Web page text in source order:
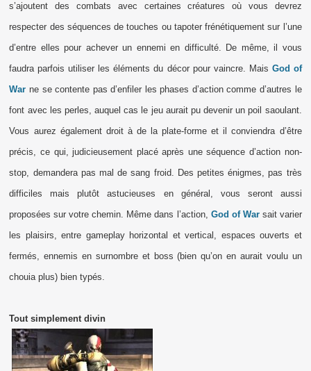
s’ajoutent des combats avec certaines créatures où vous devrez
respecter des séquences de touches ou tapoter frénétiquement sur l’une
d’entre elles pour achever un ennemi en difficulté. De même, il vous
faudra parfois utiliser les éléments du décor pour vaincre. Mais God of
War ne se contente pas d’enfiler les phases d’action comme d’autres le
font avec les perles, auquel cas le jeu aurait pu devenir un poil saoulant.
Vous aurez également droit à de la plate-forme et il conviendra d’être
précis, ce qui, judicieusement placé après une séquence d’action non-
stop, demandera pas mal de sang froid. Des petites énigmes, pas très
difficiles mais plutôt astucieuses en général, vous seront aussi
proposées sur votre chemin. Même dans l’action, God of Warsait varier
les plaisirs, entre gameplay horizontal et vertical, espaces ouverts et
fermés, ennemis en surnombre et boss (bien qu’on en aurait voulu un
chouia plus) bien typés.
Tout simplement divin